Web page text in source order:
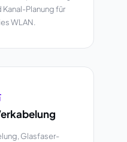
Planung für
WLAN.
Glasfaser-